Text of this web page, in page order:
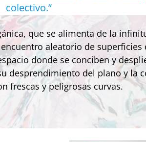
colectivo.”
que se alimenta de la
aleatorio de superficies
donde se conciben y
desprendimiento del plano y la
frescas y peligrosas curvas.